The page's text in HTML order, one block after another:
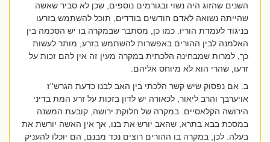
השנים שהזוג היה נשוי ובגורמים נוספים, שכן לא סביר שאשה
שהייתה נשואה לאדם חודשים בודדים, תוכל להשתמש בזרעו
בניגוד לעמדת הוריו. כמו כן, מסתבר שבמקרה בו יש הסכמה בין
האלמנה לבין ההורים באפשרות להשתמש בזרע, מותר לעשות
כך, למרות שמבחינה הלכתית במקרה מעין זה אין להם זכות על
זרעו, שהרי הוא לא מיוחס אליהם.
ב. אם נפסוק שיש קשר הלכתי בין האב לבנו כדעת הגרש''ז
אויערבך והרב ליאור, לכאורה יש לדון בזכות על זרע המת בדיני
הירושה הקלאסיים. במקרה של חלוקת ירושה, קובעת המשנה
במסכת בבא בתרא, שהאב יורש את בנו, אך אין האשה יורשת את
בעלה. לכן, במקרה בו ההורים רוצים נכד מבנם, הם יוכלו להעניק